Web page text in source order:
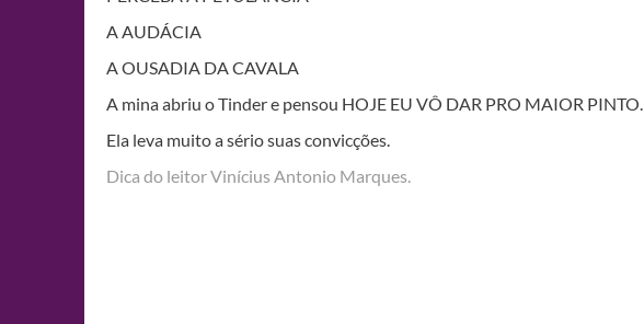
A AUDÁCIA
A OUSADIA DA CAVALA
A mina abriu o Tinder e pensou HOJE EU VÔ DAR PRO MAIOR PINTO.
Ela leva muito a sério suas convicções.
Dica do leitor Vinícius Antonio Marques.